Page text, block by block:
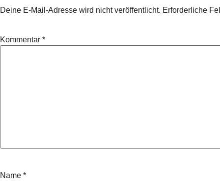
Deine E-Mail-Adresse wird nicht veröffentlicht. Erforderliche
Kommentar *
Name *